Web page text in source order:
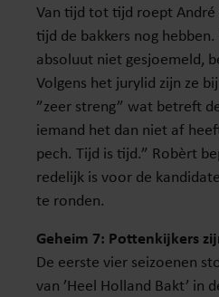
Van tijd tot tijd roept
tijd de bakkers nog
absoluut niet gesjoemeld,
Volgens het jurylid zijn ze
”zeer streng” wat betreft
iemand het dan niet af
pech. Tijd is tijd.” Robèrt
redelijk is voor de
te ronden.
Geheim 7: Pottenkijkers
De eerste vier seizoenen
van ’Heel Holland Bakt’ in